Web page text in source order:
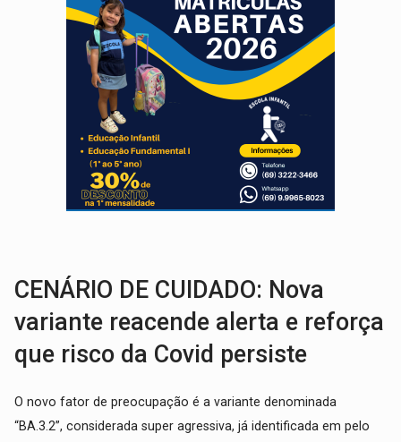
ROTA GLOBAL: PCC amplia presença internacional e transforma Brasil em
CONEXÃO RONDONIAOVIVO:Museólogo Antônio Ocampo conduz a história de
EXTENSÃO DE DANOS: Ferroviários pedem ao Iphan recuperação de área
VARIANDO O CARDÁPIO: Veja essa receita de carne assada para o
PREJUÍZO AOS ESTUDANTES:Greve dos professores em PVH é
POSSESSÃO DE DEBORAH LOGAN:Terror mistura mistério e filmagens
CENÁRIO DE CUIDADO: Nova
variante reacende alerta e reforça
que risco da Covid persiste
O novo fator de preocupação é a variante denominada
“BA.3.2”, considerada super agressiva, já identificada em pelo